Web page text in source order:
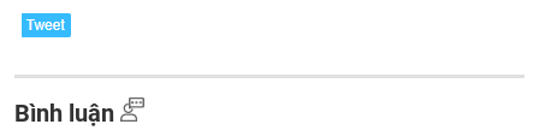
Bình luận